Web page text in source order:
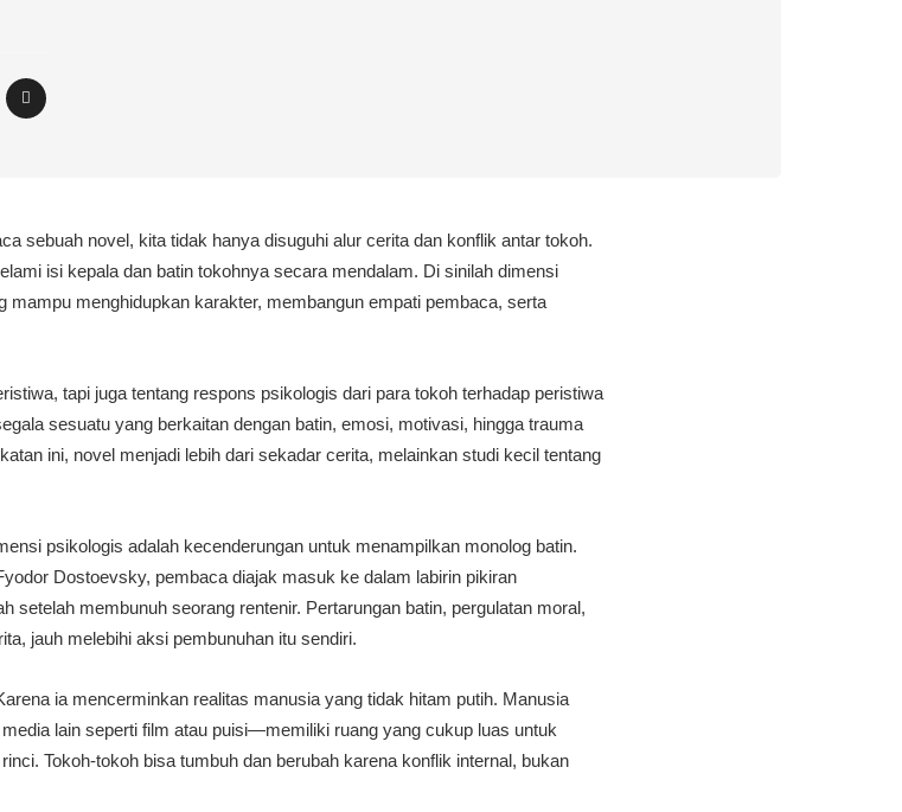
sebuah novel, kita tidak hanya disuguhi alur cerita dan konflik antar tokoh.
isi kepala dan batin tokohnya secara mendalam. Di sinilah dimensi
mampu menghidupkan karakter, membangun empati pembaca, serta
tapi juga tentang respons psikologis dari para tokoh terhadap peristiwa
sesuatu yang berkaitan dengan batin, emosi, motivasi, hingga trauma
ini, novel menjadi lebih dari sekadar cerita, melainkan studi kecil tentang
psikologis adalah kecenderungan untuk menampilkan monolog batin.
Dostoevsky, pembaca diajak masuk ke dalam labirin pikiran
setelah membunuh seorang rentenir. Pertarungan batin, pergulatan moral,
jauh melebihi aksi pembunuhan itu sendiri.
ia mencerminkan realitas manusia yang tidak hitam putih. Manusia
lain seperti film atau puisi—memiliki ruang yang cukup luas untuk
Tokoh-tokoh bisa tumbuh dan berubah karena konflik internal, bukan